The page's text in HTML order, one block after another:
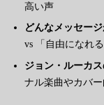
高い声
どんなメッセー
vs 「自由になれ
ジョン・ルーカ
ナル楽曲やカバ